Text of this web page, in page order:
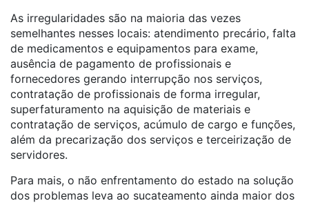
As irregularidades são na maioria das vezes
semelhantes nesses locais: atendimento precário, falta
de medicamentos e equipamentos para exame,
ausência de pagamento de profissionais e
fornecedores gerando interrupção nos serviços,
contratação de profissionais de forma irregular,
superfaturamento na aquisição de materiais e
contratação de serviços, acúmulo de cargo e funções,
além da precarização dos serviços e terceirização de
servidores.
Para mais, o não enfrentamento do estado na solução
dos problemas leva ao sucateamento ainda maior dos